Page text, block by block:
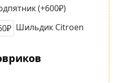
(+600₽)
Шильдик Citroen